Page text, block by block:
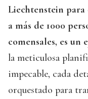
Liechtenstein
a más de 1000
comensales, es
la meticulosa
impecable, cada
orquestado para